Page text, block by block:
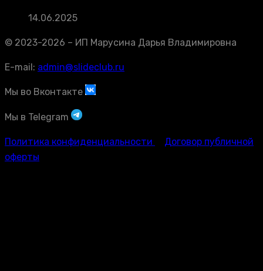
14.06.2025
© 2023-2026 – ИП Марусина Дарья Владимировна
E-mail: admin@slideclub.ru
Мы во Вконтакте
Мы в Telegram
Политика конфиденциальности
Договор публичной
оферты